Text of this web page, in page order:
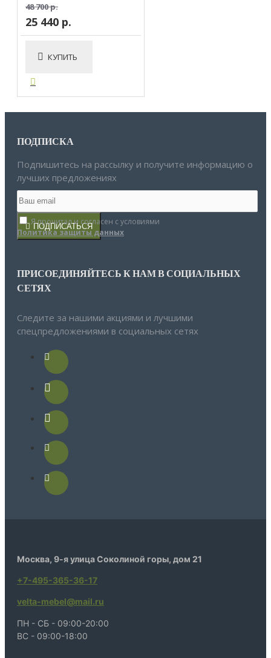
48 700 р.
25 440 р.
КУПИТЬ
ПОДПИСКА
Подпишитесь на рассылку и получите информацию о
лучших предложениях
ПОДПИСАТЬСЯ
Я прочитал и согласен с условиями
Политика защиты данных
ПРИСОЕДИНЯЙТЕСЬ К НАМ В СОЦИАЛЬНЫХ
СЕТЯХ
Следите за нашими акциями и лучшими
спецпредложениями в социальных сетях
Москва, 9-я улица Соколиной горы, дом 21
+7-495-365-36-17
velta-mebel@mail.ru
ПН - СБ - 09:00-20:00
ВС - 09:00-18:00